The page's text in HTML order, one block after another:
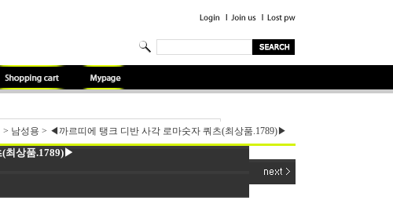
> 남성용 > ◀까르띠에 탱크 디반 사각 로마숫자 쿼츠(최상품.1789)▶
최상품.1789)▶